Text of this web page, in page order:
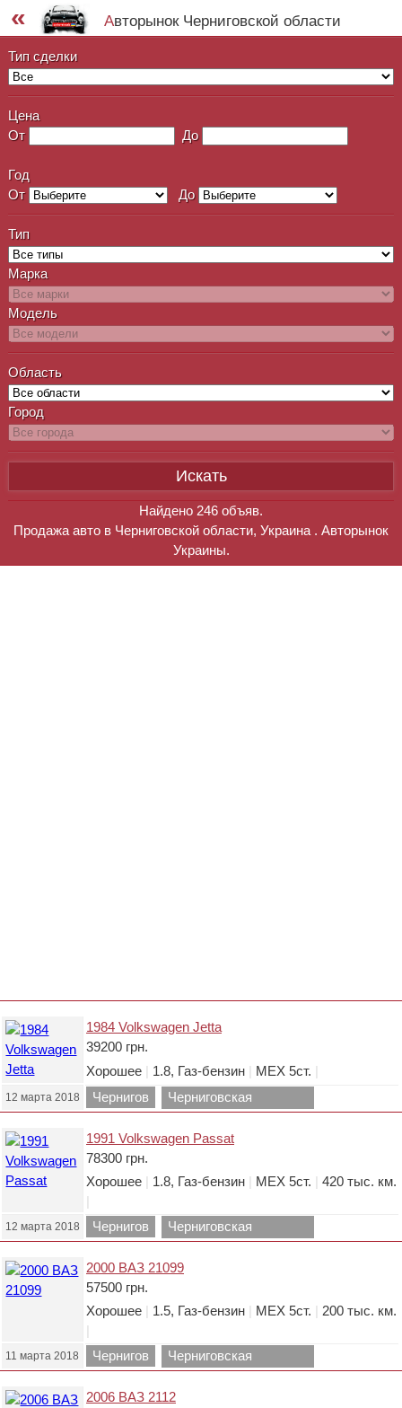
« Авторынок Черниговской области
Тип сделки
Цена
От
До
Год
От
До
Тип
Марка
Модель
Область
Город
Найдено 246 объяв.
Продажа авто в Черниговской области, Украина . Авторынок
Украины.
1984 Volkswagen Jetta
39200 грн.
Хорошее
1.8, Газ-бензин МЕХ 5ст.
12 марта 2018 Чернигов
Черниговская
область.
1991 Volkswagen Passat
78300 грн.
Хорошее
1.8, Газ-бензин МЕХ 5ст.
420 тыс. км.
12 марта 2018 Чернигов
Черниговская
область.
2000 ВАЗ 21099
57500 грн.
Хорошее
1.5, Газ-бензин МЕХ 5ст.
200 тыс. км.
11 марта 2018 Чернигов
Черниговская
область.
2006 ВАЗ 2112